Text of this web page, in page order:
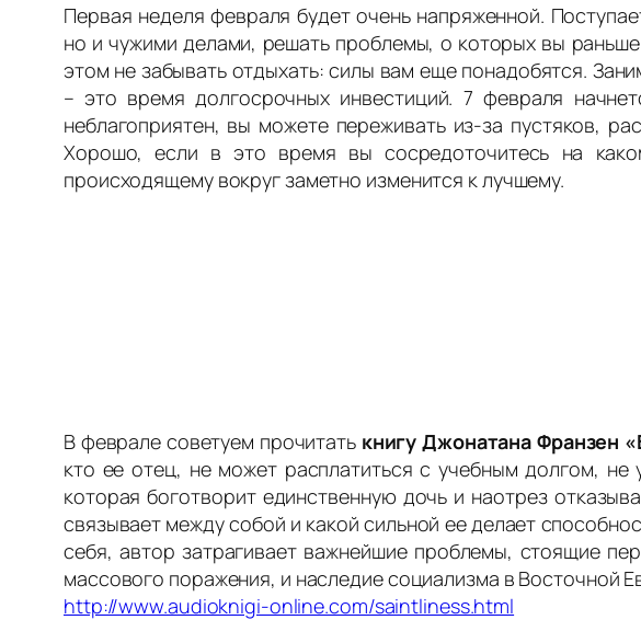
Первая неделя февраля будет очень напряженной.
но и чужими делами, решать проблемы, о которых вы
этом не забывать отдыхать: силы вам еще понадобятся.
– это время долгосрочных инвестиций. 7 февраля
неблагоприятен, вы можете переживать из-за пустяков,
Хорошо, если в это время вы сосредоточитесь на
происходящему вокруг заметно изменится к лучшему.
В феврале советуем прочитать книгу Джонатана Франзен
кто ее отец, не может расплатиться с учебным долгом,
которая боготворит единственную дочь и наотрез
связывает между собой и какой сильной ее делает
себя, автор затрагивает важнейшие проблемы, стоящие
массового поражения, и наследие социализма в Восточной
http://www.audioknigi-online.com/saintliness.html